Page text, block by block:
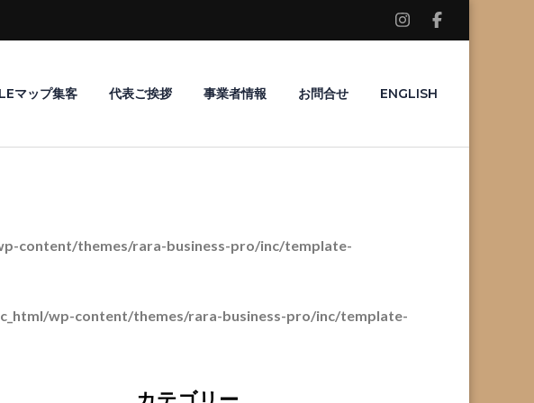
マップ集客 代表ご挨拶 事業者情報 お問合せ ENGLISH
content/themes/rara-business-pro/inc/template-
wp-content/themes/rara-business-pro/inc/template-